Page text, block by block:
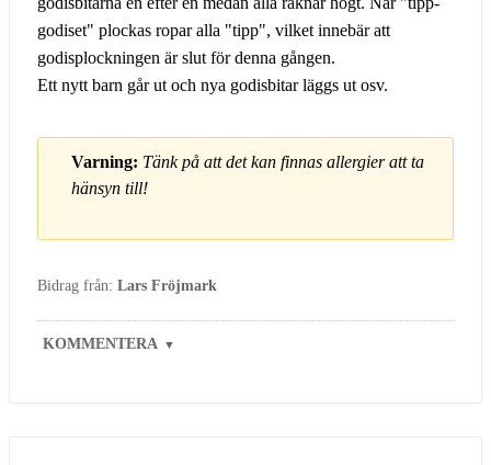
godiset" plockas ropar alla "tipp", vilket innebär att
godisplockningen är slut för denna gången.
Ett nytt barn går ut och nya godisbitar läggs ut osv.
Varning: Tänk på att det kan finnas allergier att ta
hänsyn till!
Bidrag från: Lars Fröjmark
KOMMENTERA ▼